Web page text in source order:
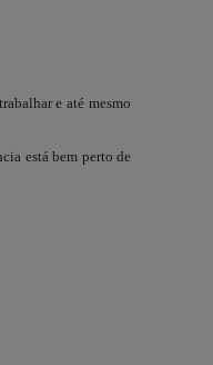
e até mesmo
está bem perto de